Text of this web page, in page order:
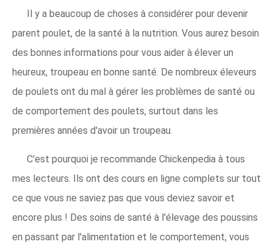
Il y a beaucoup de choses à considérer pour devenir
parent poulet, de la santé à la nutrition. Vous aurez besoin
des bonnes informations pour vous aider à élever un
heureux, troupeau en bonne santé. De nombreux éleveurs
de poulets ont du mal à gérer les problèmes de santé ou
de comportement des poulets, surtout dans les
premières années d'avoir un troupeau.
C'est pourquoi je recommande Chickenpedia à tous
mes lecteurs. Ils ont des cours en ligne complets sur tout
ce que vous ne saviez pas que vous deviez savoir et
encore plus ! Des soins de santé à l'élevage des poussins
en passant par l'alimentation et le comportement, vous